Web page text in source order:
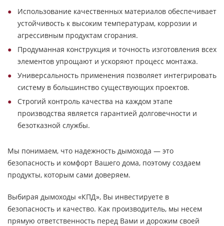
Использование качественных материалов обеспечивает
устойчивость к высоким температурам, коррозии и
агрессивным продуктам сгорания.
Продуманная конструкция и точность изготовления всех
элементов упрощают и ускоряют процесс монтажа.
Универсальность применения позволяет интегрировать
систему в большинство существующих проектов.
Строгий контроль качества на каждом этапе
производства является гарантией долговечности и
безотказной службы.
Мы понимаем, что надежность дымохода — это
безопасность и комфорт Вашего дома, поэтому создаем
продукты, которым сами доверяем.
Выбирая дымоходы «КПД», Вы инвестируете в
безопасность и качество. Как производитель, мы несем
прямую ответственность перед Вами и дорожим своей